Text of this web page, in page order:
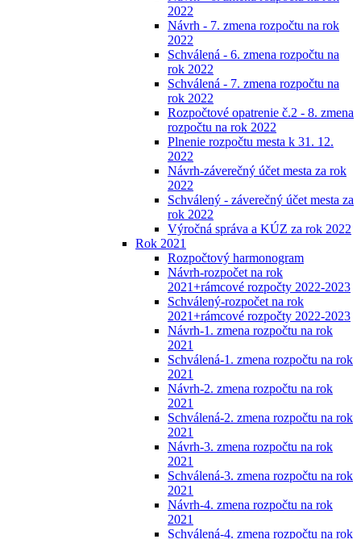
2022
Návrh - 7. zmena rozpočtu na rok
2022
Schválená - 6. zmena rozpočtu na
rok 2022
Schválená - 7. zmena rozpočtu na
rok 2022
Rozpočtové opatrenie č.2 - 8. zmena
rozpočtu na rok 2022
Plnenie rozpočtu mesta k 31. 12.
2022
Návrh-záverečný účet mesta za rok
2022
Schválený - záverečný účet mesta za
rok 2022
Výročná správa a KÚZ za rok 2022
Rok 2021
Rozpočtový harmonogram
Návrh-rozpočet na rok
2021+rámcové rozpočty 2022-2023
Schválený-rozpočet na rok
2021+rámcové rozpočty 2022-2023
Návrh-1. zmena rozpočtu na rok
2021
Schválená-1. zmena rozpočtu na rok
2021
Návrh-2. zmena rozpočtu na rok
2021
Schválená-2. zmena rozpočtu na rok
2021
Návrh-3. zmena rozpočtu na rok
2021
Schválená-3. zmena rozpočtu na rok
2021
Návrh-4. zmena rozpočtu na rok
2021
Schválená-4. zmena rozpočtu na rok